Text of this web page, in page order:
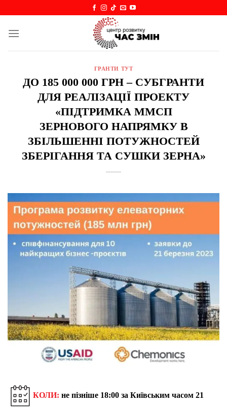
content
ГРАНТИ ТУТ
ДО 185 000 000 ГРН – СУБГРАНТИ
ДЛЯ РЕАЛІЗАЦІЇ ПРОЕКТУ
«ПІДТРИМКА ММСП
ЗЕРНОВОГО НАПРЯМКУ В
ЗБІЛЬШЕННІ ПОТУЖНОСТЕЙ
ЗБЕРІГАННЯ ТА СУШКИ ЗЕРНА»
КОЛИ: не пізніше 18:00 за Київським часом 21